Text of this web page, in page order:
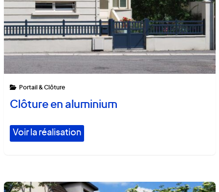
Portail & Clôture
Clôture en aluminium
Voir la réalisation